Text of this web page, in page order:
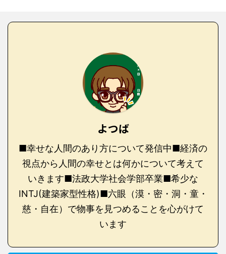
よつば
■幸せな人間のあり方について発信中■経済の
視点から人間の幸せとは何かについて考えて
いきます■法政大学社会学部卒業■希少な
INTJ(建築家型性格)■六眼（漠・密・洞・童・
慈・自在）で物事を見つめることを心がけて
います